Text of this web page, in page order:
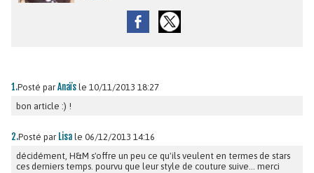
1.Posté par Anaïs le 10/11/2013 18:27
bon article :) !
2.Posté par Lisa le 06/12/2013 14:16
décidément, H&M s'offre un peu ce qu'ils veulent en termes de stars
ces derniers temps. pourvu que leur style de couture suive... merci